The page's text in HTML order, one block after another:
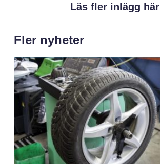
Läs fler inlägg här
Fler nyheter